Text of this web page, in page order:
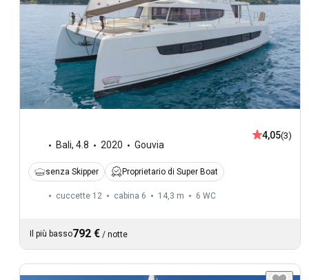
Bali, 4.8 2020 Gouvia
4,05(3)
senza Skipper Proprietario di Super Boat
cuccette 12 cabina 6 14,3 m 6 WC
Il più basso792 € / notte